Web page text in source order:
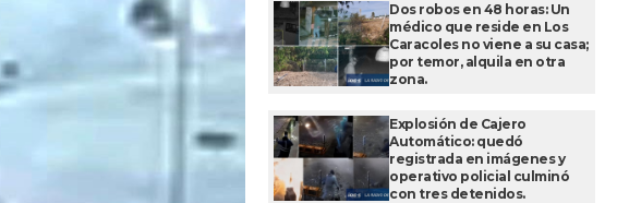
Dos robos en 48 horas: Un
médico que reside en Los
Caracoles no viene a su casa;
por temor, alquila en otra
zona.
Explosión de Cajero
Automático: quedó
registrada en imágenes y
operativo policial culminó
con tres detenidos.